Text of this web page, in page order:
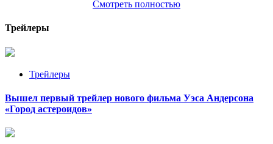
Смотреть полностью
Трейлеры
Трейлеры
Вышел первый трейлер нового фильма Уэса Андерсона
«Город астероидов»